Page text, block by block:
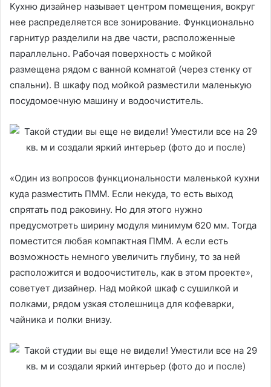
Кухню дизайнер называет центром помещения, вокруг
нее распределяется все зонирование. Функционально
гарнитур разделили на две части, расположенные
параллельно. Рабочая поверхность с мойкой
размещена рядом с ванной комнатой (через стенку от
спальни). В шкафу под мойкой разместили маленькую
посудомоечную машину и водоочиститель.
«Один из вопросов функциональности маленькой кухни
куда разместить ПММ. Если некуда, то есть выход
спрятать под раковину. Но для этого нужно
предусмотреть ширину модуля минимум 620 мм. Тогда
поместится любая компактная ПММ. А если есть
возможность немного увеличить глубину, то за ней
расположится и водоочиститель, как в этом проекте»,
советует дизайнер. Над мойкой шкаф с сушилкой и
полками, рядом узкая столешница для кофеварки,
чайника и полки внизу.